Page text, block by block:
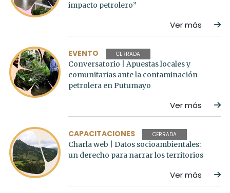
impacto petrolero”
Ver más
EVENTO CERRADA
Conversatorio | Apuestas locales y
comunitarias ante la contaminación
petrolera en Putumayo
Ver más
CAPACITACIONES CERRADA
Charla web | Datos socioambientales:
un derecho para narrar los territorios
Ver más